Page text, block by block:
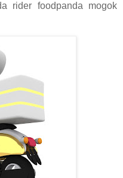
rider foodpanda mogok